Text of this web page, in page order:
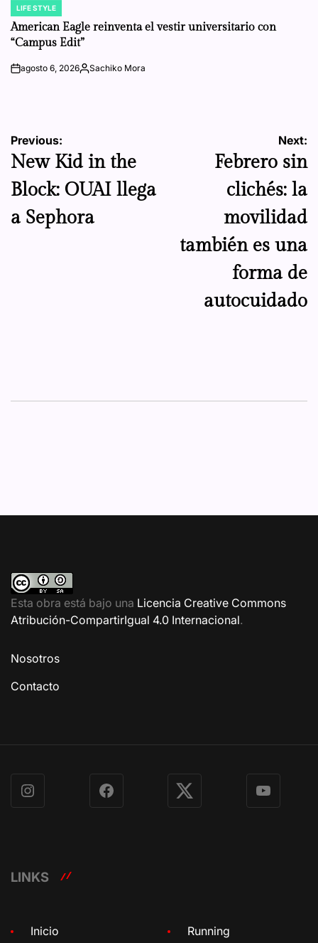
POSTED
IN
LIFE STYLE
American Eagle reinventa el vestir universitario con
“Campus Edit”
onagosto 6, 2026Posted
Sachiko Mora
Navegación
de
entradas
Previous:
New Kid in the
Block: OUAI llega
a Sephora
Next:
Febrero sin
clichés: la
movilidad
también es una
forma de
autocuidado
Esta obra está bajo una Licencia Creative Commons
Atribución-CompartirIgual 4.0 Internacional.
Nosotros
Contacto
Instagram Facebook X YouTube
LINKS
Inicio Running